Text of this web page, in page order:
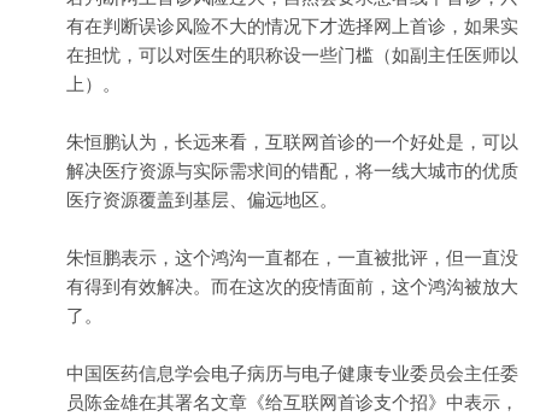
有在判断误诊风险不大的情况下才选择网上首诊，如果实
在担忧，可以对医生的职称设一些门槛（如副主任医师以
上）。
朱恒鹏认为，长远来看，互联网首诊的一个好处是，可以
解决医疗资源与实际需求间的错配，将一线大城市的优质
医疗资源覆盖到基层、偏远地区。
朱恒鹏表示，这个鸿沟一直都在，一直被批评，但一直没
有得到有效解决。而在这次的疫情面前，这个鸿沟被放大
了。
中国医药信息学会电子病历与电子健康专业委员会主任委
员陈金雄在其署名文章《给互联网首诊支个招》中表示，